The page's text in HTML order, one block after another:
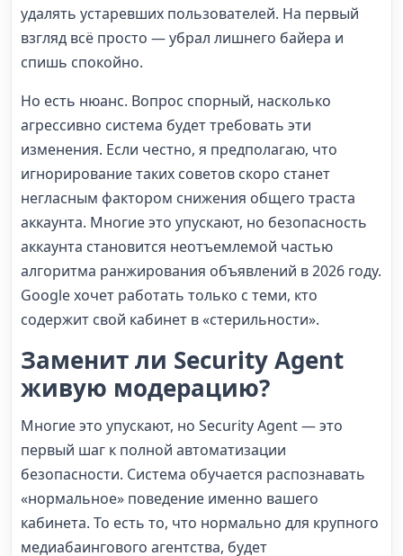
удалять устаревших пользователей. На первый
взгляд всё просто — убрал лишнего байера и
спишь спокойно.
Но есть нюанс. Вопрос спорный, насколько
агрессивно система будет требовать эти
изменения. Если честно, я предполагаю, что
игнорирование таких советов скоро станет
негласным фактором снижения общего траста
аккаунта. Многие это упускают, но безопасность
аккаунта становится неотъемлемой частью
алгоритма ранжирования объявлений в 2026 году.
Google хочет работать только с теми, кто
содержит свой кабинет в «стерильности».
Заменит ли Security Agent
живую модерацию?
Многие это упускают, но Security Agent — это
первый шаг к полной автоматизации
безопасности. Система обучается распознавать
«нормальное» поведение именно вашего
кабинета. То есть то, что нормально для крупного
медиабаингового агентства, будет